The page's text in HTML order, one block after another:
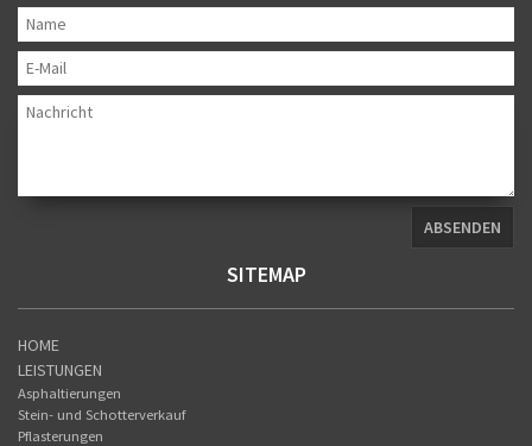
SITEMAP
HOME
LEISTUNGEN
Asphaltierungen
Stein- und Schotterverkauf
Pflasterungen